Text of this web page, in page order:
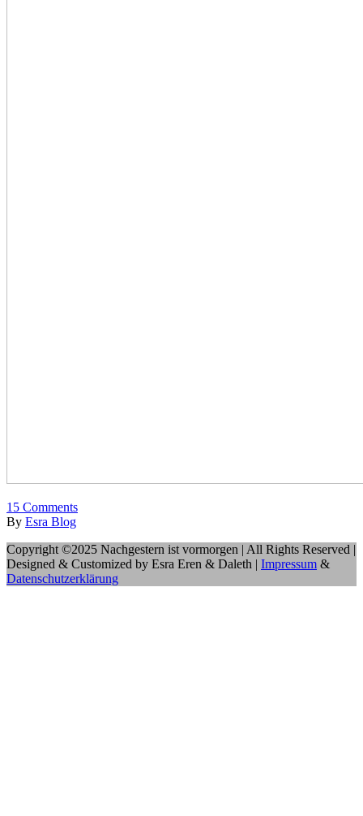
15 Comments
By Esra Blog
Copyright ©2025 Nachgestern ist vormorgen | All Rights Reserved |
Designed & Customized by Esra Eren & Daleth | Impressum &
Datenschutzerklärung